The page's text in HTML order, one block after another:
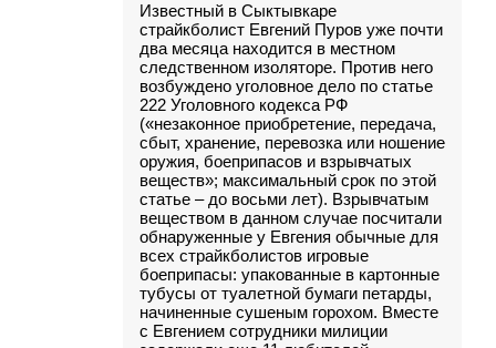
Известный в Сыктывкаре
страйкболист Евгений Пуров уже почти
два месяца находится в местном
следственном изоляторе. Против него
возбуждено уголовное дело по статье
222 Уголовного кодекса РФ
(«незаконное приобретение, передача,
сбыт, хранение, перевозка или ношение
оружия, боеприпасов и взрывчатых
веществ»; максимальный срок по этой
статье – до восьми лет). Взрывчатым
веществом в данном случае посчитали
обнаруженные у Евгения обычные для
всех страйкболистов игровые
боеприпасы: упакованные в картонные
тубусы от туалетной бумаги петарды,
начиненные сушеным горохом. Вместе
с Евгением сотрудники милиции